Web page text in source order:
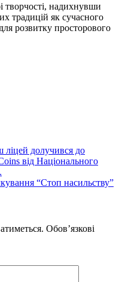
творчості, надихнувши
традицій як сучасного
розвитку просторового
ліцей долучився до
від Національного
“Стоп насильству”
Обов’язкові